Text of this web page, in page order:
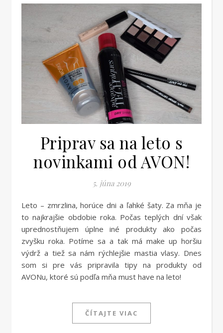
Priprav sa na leto s
novinkami od AVON!
5. júna 2019
Leto – zmrzlina, horúce dni a ľahké šaty. Za mňa je
to najkrajšie obdobie roka. Počas teplých dní však
uprednostňujem úplne iné produkty ako počas
zvyšku roka. Potíme sa a tak má make up horšiu
výdrž a tiež sa nám rýchlejšie mastia vlasy. Dnes
som si pre vás pripravila tipy na produkty od
AVONu, ktoré sú podľa mňa must have na leto!
ČÍTAJTE VIAC